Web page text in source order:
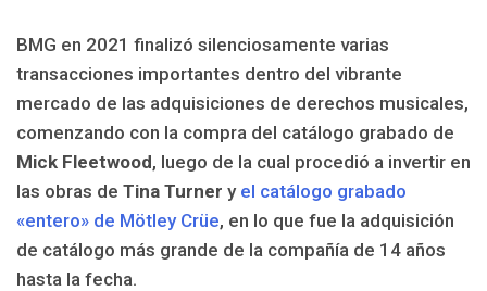
BMG en 2021 finalizó silenciosamente varias
transacciones importantes dentro del vibrante
mercado de las adquisiciones de derechos musicales,
comenzando con la compra del catálogo grabado de
Mick Fleetwood, luego de la cual procedió a invertir en
las obras de Tina Turner y el catálogo grabado
«entero» de Mötley Crüe, en lo que fue la adquisición
de catálogo más grande de la compañía de 14 años
hasta la fecha.